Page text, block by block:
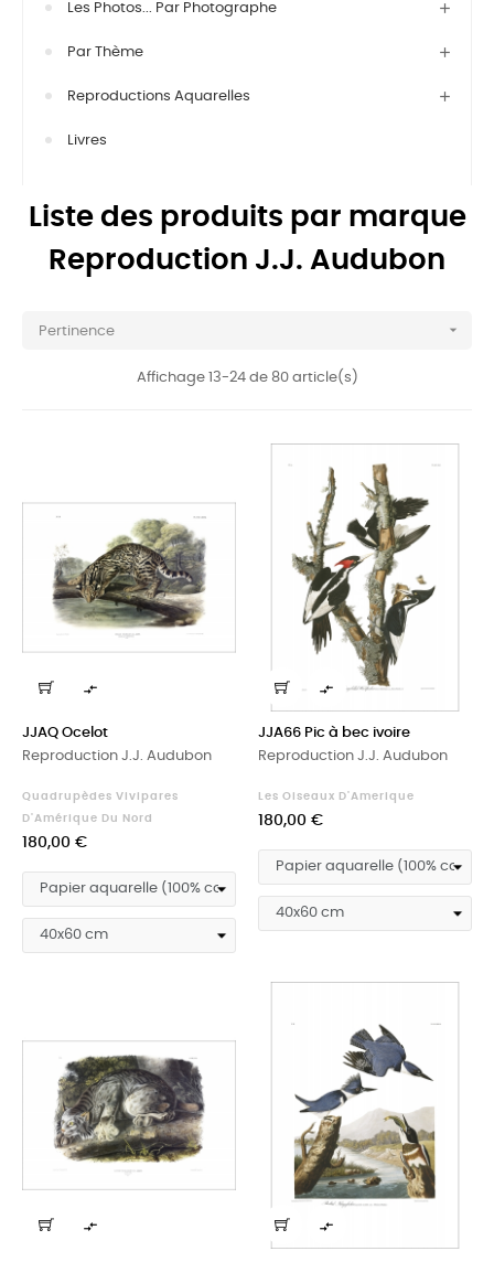
Les Photos... Par Photographe
Par Thème
Reproductions Aquarelles
Livres
Liste des produits par marque
Reproduction J.J. Audubon
Pertinence 
Affichage 13-24 de 80 article(s)

JJAQ Ocelot
Reproduction J.J. Audubon
Quadrupèdes Vivipares
D'Amérique Du Nord
Prix
180,00 €

JJA66 Pic à bec ivoire
Reproduction J.J. Audubon
Les Oiseaux D'Amerique
Prix
180,00 €
 